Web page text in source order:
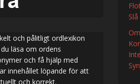
och pålitligt ordlexikon
läsa om ordens
och få hjälp med
innehållet löpande för att
och korrekt.
Slå